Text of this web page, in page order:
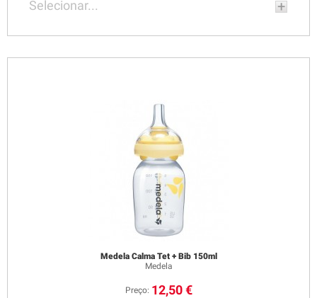
Selecionar...
Medela Calma Tet + Bib 150ml
Medela
Preço: 12,50 €